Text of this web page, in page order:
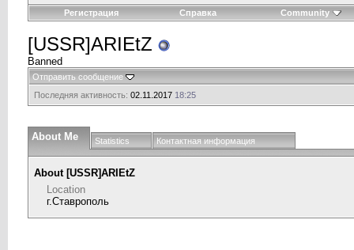
Регистрация Справка Community
[USSR]ARIEtZ
Banned
Отправить сообщение
Последняя активность: 02.11.2017 18:25
About Me Statistics Контактная информация
About [USSR]ARIEtZ
Location
г.Ставрополь